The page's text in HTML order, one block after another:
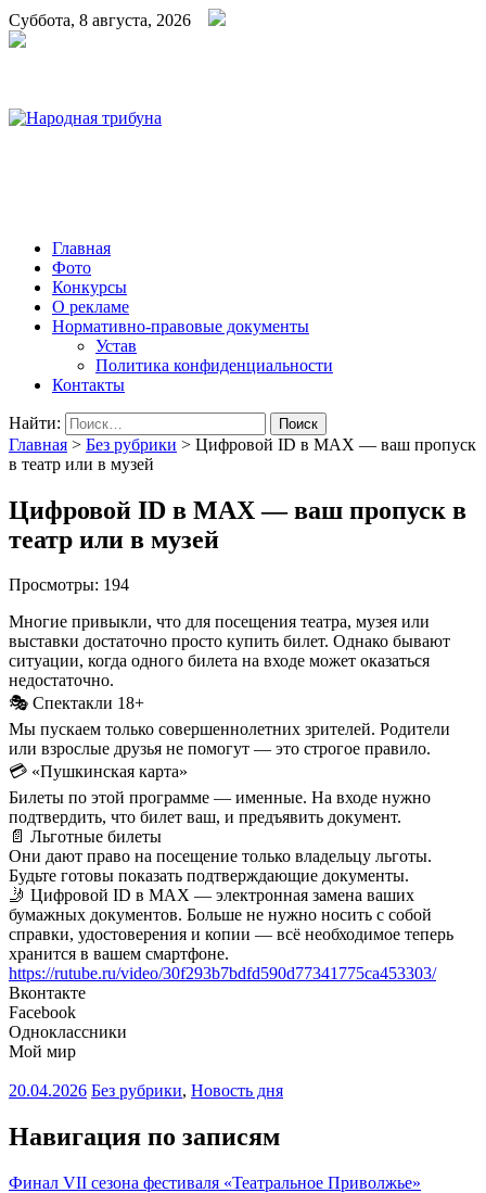
Суббота, 8 августа, 2026
Главная
Фото
Конкурсы
О рекламе
Нормативно-правовые документы
Устав
Политика конфиденциальности
Контакты
Найти:
Главная > Без рубрики > Цифровой ID в MAX — ваш пропуск
в театр или в музей
Цифровой ID в MAX — ваш пропуск в
театр или в музей
Просмотры: 194
Многие привыкли, что для посещения театра, музея или
выставки достаточно просто купить билет. Однако бывают
ситуации, когда одного билета на входе может оказаться
недостаточно.
🎭 Спектакли 18+
Мы пускаем только совершеннолетних зрителей. Родители
или взрослые друзья не помогут — это строгое правило.
💳 «Пушкинская карта»
Билеты по этой программе — именные. На входе нужно
подтвердить, что билет ваш, и предъявить документ.
📄 Льготные билеты
Они дают право на посещение только владельцу льготы.
Будьте готовы показать подтверждающие документы.
🤳 Цифровой ID в MAX — электронная замена ваших
бумажных документов. Больше не нужно носить с собой
справки, удостоверения и копии — всё необходимое теперь
хранится в вашем смартфоне.
https://rutube.ru/video/30f293b7bdfd590d77341775ca453303/
Вконтакте
Facebook
Одноклассники
Мой мир
20.04.2026 Без рубрики, Новость дня
Навигация по записям
Финал VII сезона фестиваля «Театральное Приволжье»